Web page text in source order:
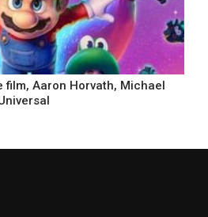
film, Aaron Horvath, Michael